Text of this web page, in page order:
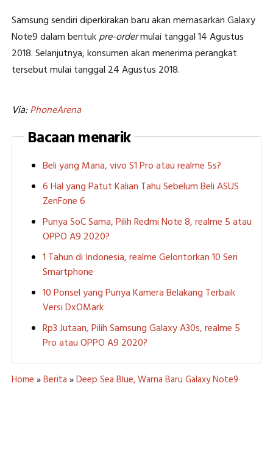
Samsung sendiri diperkirakan baru akan memasarkan Galaxy
Note9 dalam bentukpre-ordermulai tanggal 14 Agustus
2018. Selanjutnya, konsumen akan menerima perangkat
tersebut mulai tanggal 24 Agustus 2018.
Via:PhoneArena
Bacaan menarik
Beli yang Mana, vivo S1 Pro atau realme 5s?
6 Hal yang Patut Kalian Tahu Sebelum Beli ASUS
ZenFone 6
Punya SoC Sama, Pilih Redmi Note 8, realme 5 atau
OPPO A9 2020?
1 Tahun di Indonesia, realme Gelontorkan 10 Seri
Smartphone
10 Ponsel yang Punya Kamera Belakang Terbaik
Versi DxOMark
Rp3 Jutaan, Pilih Samsung Galaxy A30s, realme 5
Pro atau OPPO A9 2020?
Home »Berita »Deep Sea Blue, Warna Baru Galaxy Note9